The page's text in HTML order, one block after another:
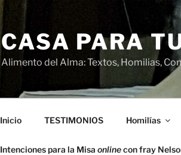
CASA PARA
Alimento del Alma: Textos, Homilias,
Inicio TESTIMONIOS Homilías
Intenciones para la Misa onlinecon fray